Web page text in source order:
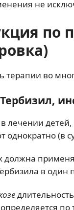
не
по
терапии во
лечении
однократно (в
должна
в один
по